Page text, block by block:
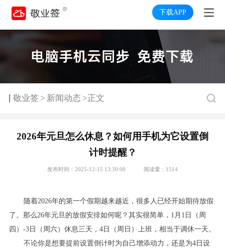
下载APP
敬业签 > 新闻动态 >正文
2026年元旦怎么休息？如何用手机为它设置倒
计时提醒？
发布时间：2025-12-15 13:30:00 阅读量：1514
随着2026年的第一个假期越来越近，很多人已经开始期待放假
了。那么26年元旦的放假安排如何呢？其实很简单，1月1日（周
四）-3日（周六）休息三天，4日（周日）上班，相当于调休一天。
不论你是想要提前设置倒计时为自己增添动力，还是为4日设